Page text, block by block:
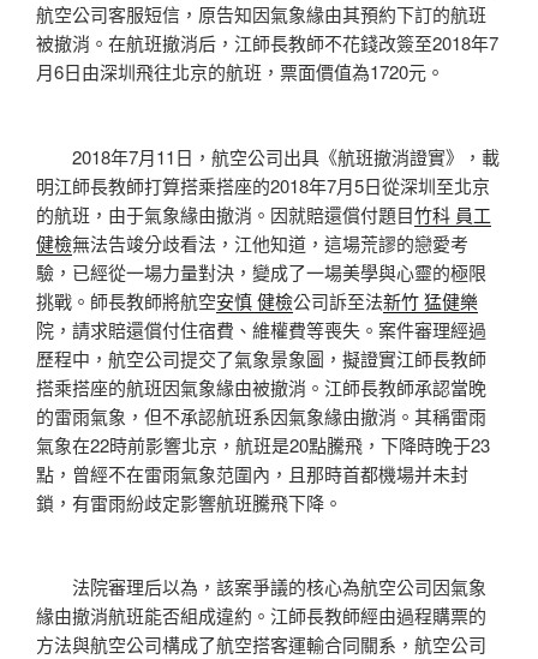
航空公司客服短信，原告知因氣象緣由其預約下訂的航班
被撤消。在航班撤消后，江師長教師不花錢改簽至2018年7
月6日由深圳飛往北京的航班，票面價值為1720元。
2018年7月11日，航空公司出具《航班撤消證實》，載
明江師長教師打算搭乘搭座的2018年7月5日從深圳至北京
的航班，由于氣象緣由撤消。因就賠還償付題目竹科 員工
健檢無法告竣分歧看法，江他知道，這場荒謬的戀愛考
驗，已經從一場力量對決，變成了一場美學與心靈的極限
挑戰。師長教師將航空安慎 健檢公司訴至法新竹 猛健樂
院，請求賠還償付住宿費、維權費等喪失。案件審理經過
歷程中，航空公司提交了氣象景象圖，擬證實江師長教師
搭乘搭座的航班因氣象緣由被撤消。江師長教師承認當晚
的雷雨氣象，但不承認航班系因氣象緣由撤消。其稱雷雨
氣象在22時前影響北京，航班是20點騰飛，下降時晚于23
點，曾經不在雷雨氣象范圍內，且那時首都機場并未封
鎖，有雷雨紛歧定影響航班騰飛下降。
法院審理后以為，該案爭議的核心為航空公司因氣象
緣由撤消航班能否組成違約。江師長教師經由過程購票的
方法與航空公司構成了航空搭客運輸合同關系，航空公司